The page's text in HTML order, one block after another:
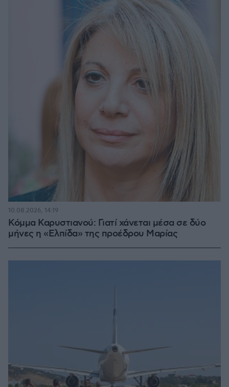
Κόμμα Καρυστιανού: Γιατί χάνεται μέσα σε δύο
μήνες η «Ελπίδα» της προέδρου Μαρίας
10.08.2026, 14:19